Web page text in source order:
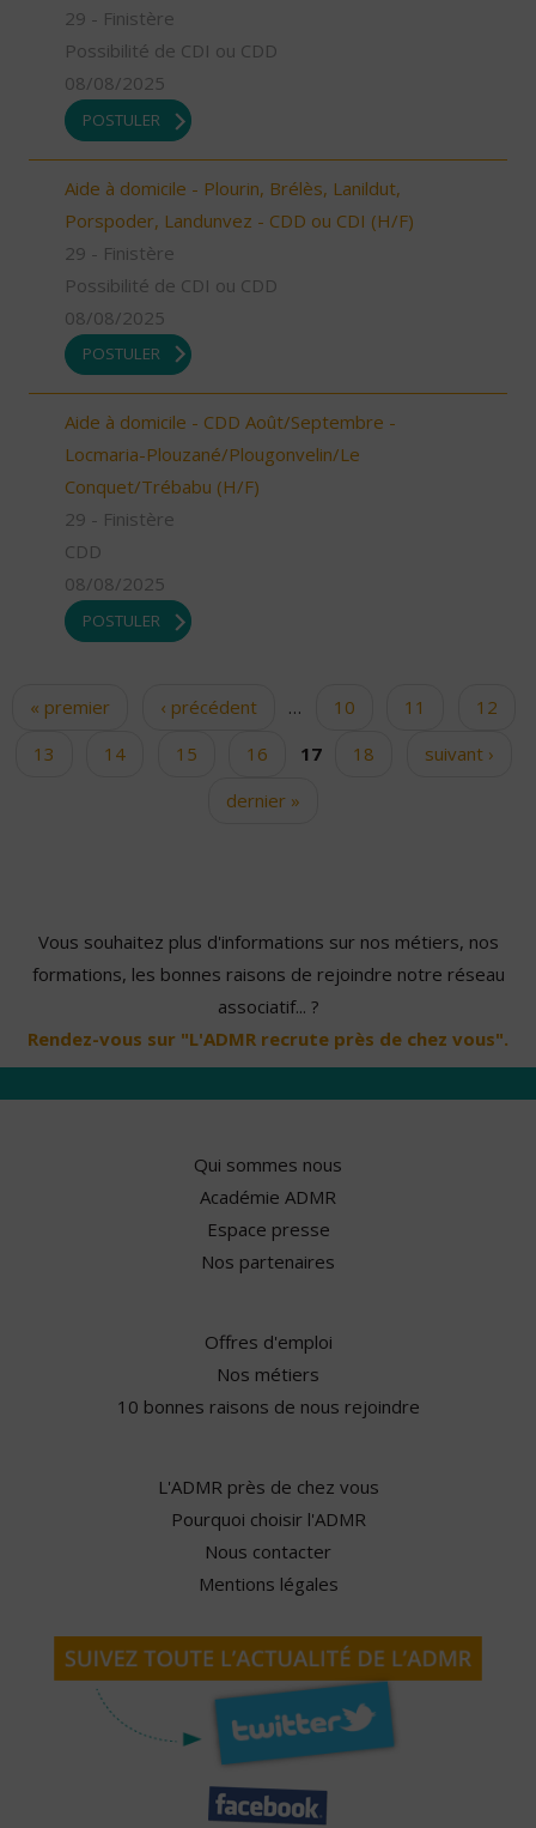
29 - Finistère
Possibilité de CDI ou CDD
08/08/2025
POSTULER
Aide à domicile - Plourin, Brélès, Lanildut,
Porspoder, Landunvez - CDD ou CDI (H/F)
29 - Finistère
Possibilité de CDI ou CDD
08/08/2025
POSTULER
Aide à domicile - CDD Août/Septembre -
Locmaria-Plouzané/Plougonvelin/Le
Conquet/Trébabu (H/F)
29 - Finistère
CDD
08/08/2025
POSTULER
Pages
« premier ‹ précédent … 10 11
12
13
14 15 16 17 18
suivant ›
dernier »
Vous souhaitez plus d'informations sur nos métiers, nos
formations, les bonnes raisons de rejoindre notre réseau
associatif... ?
Rendez-vous sur "L'ADMR recrute près de chez vous".
Qui sommes nous
Académie ADMR
Espace presse
Nos partenaires
Offres d'emploi
Nos métiers
10 bonnes raisons de nous rejoindre
L'ADMR près de chez vous
Pourquoi choisir l'ADMR
Nous contacter
Mentions légales